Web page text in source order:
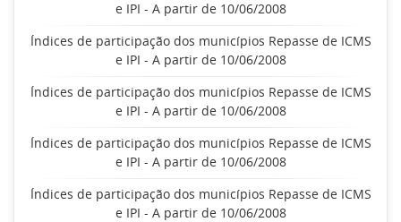
e IPI - A partir de 10/06/2008
Índices de participação dos municípios Repasse de ICMS
e IPI - A partir de 10/06/2008
Índices de participação dos municípios Repasse de ICMS
e IPI - A partir de 10/06/2008
Índices de participação dos municípios Repasse de ICMS
e IPI - A partir de 10/06/2008
Índices de participação dos municípios Repasse de ICMS
e IPI - A partir de 10/06/2008